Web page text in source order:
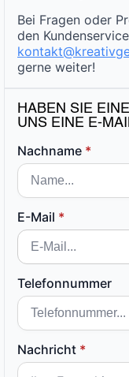
Bei Fragen oder
den
gerne weiter!
HABEN SIE
UNS EINE E-
Nachname *
E-Mail *
Telefonnummer
Nachricht *